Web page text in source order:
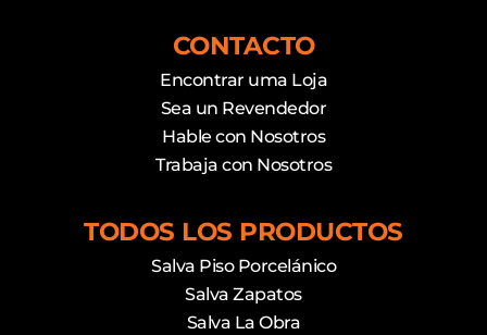
CONTACTO
Encontrar uma Loja
Sea un Revendedor
Hable con Nosotros
Trabaja con Nosotros
TODOS LOS PRODUCTOS
Salva Piso Porcelánico
Salva Zapatos
Salva La Obra